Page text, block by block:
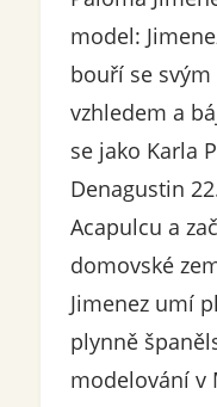
model:
bouří se
vzhledem a
se jako Karla
Denagustin
Acapulcu a
domovské
Jimenez umí
plynně
modelování v